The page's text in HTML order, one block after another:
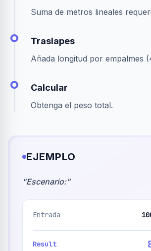
Suma de metros lineales
Traslapes
Añada longitud por empalmes
Calcular
Obtenga el peso total.
EJEMPLO
"Escenario:"
Entrada
Result